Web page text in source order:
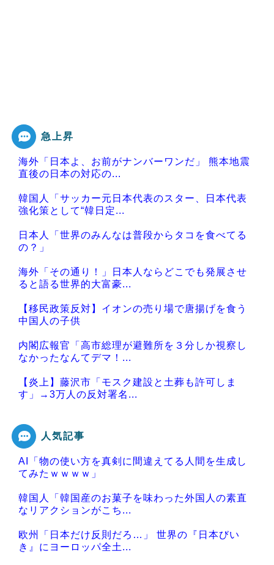
急上昇
海外「日本よ、お前がナンバーワンだ」 熊本地震
直後の日本の対応の...
韓国人「サッカー元日本代表のスター、日本代表
強化策として“韓日定...
日本人「世界のみんなは普段からタコを食べてる
の？」
海外「その通り！」日本人ならどこでも発展させ
ると語る世界的大富豪...
【移民政策反対】イオンの売り場で唐揚げを食う
中国人の子供
内閣広報官「高市総理が避難所を３分しか視察し
なかったなんてデマ！...
【炎上】藤沢市「モスク建設と土葬も許可しま
す」→3万人の反対署名...
Powered by livedoor 相互RSS
人気記事
AI「物の使い方を真剣に間違えてる人間を生成し
てみたｗｗｗｗ」
韓国人「韓国産のお菓子を味わった外国人の素直
なリアクションがこち...
欧州「日本だけ反則だろ…」 世界の『日本びい
き』にヨーロッパ全土...